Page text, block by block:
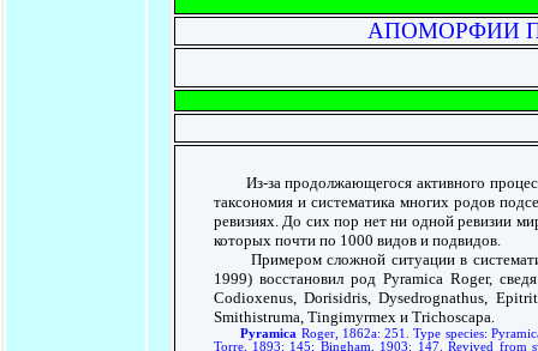
АПОМОРФИИ
Из-за продолжающегося активного
таксономия и систематика многих родов
ревизиях. До сих пор нет ни одной ревизии
которых почти по 1000 видов и подвидов.
Примером сложной ситуации в
1999) восстановил род Pyramica Roger,
Codioxenus, Dorisidris, Dysedrognathus,
Smithistruma, Tingimyrmex и Trichoscapa.
Pyramica Roger, 1862a: 251. Type species:
Torre, 1893: 145; Bingham, 1903: 147. Revived from